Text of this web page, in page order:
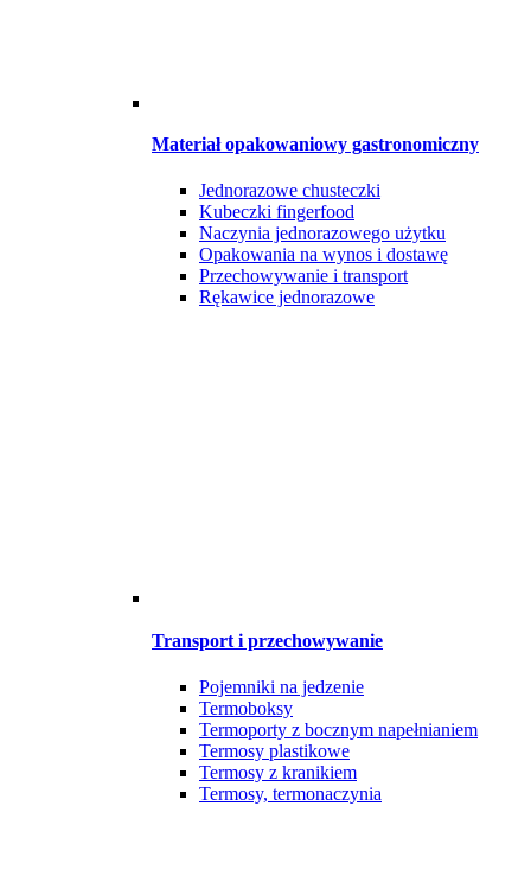
Materiał opakowaniowy gastronomiczny
Jednorazowe chusteczki
Kubeczki fingerfood
Naczynia jednorazowego użytku
Opakowania na wynos i dostawę
Przechowywanie i transport
Rękawice jednorazowe
Transport i przechowywanie
Pojemniki na jedzenie
Termoboksy
Termoporty z bocznym napełnianiem
Termosy plastikowe
Termosy z kranikiem
Termosy, termonaczynia